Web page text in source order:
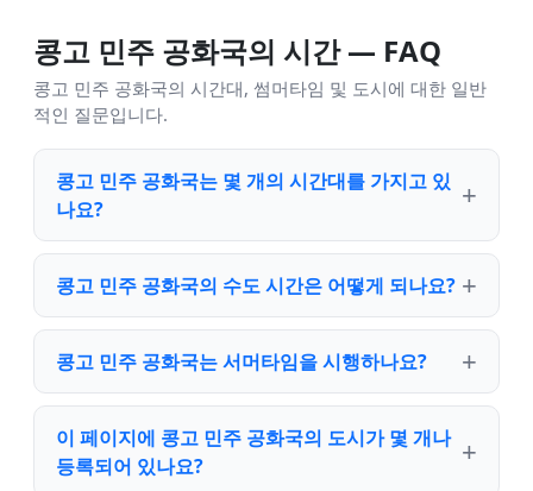
콩고 민주 공화국의 시간 — FAQ
콩고 민주 공화국의 시간대, 썸머타임 및 도시에 대한 일반
적인 질문입니다.
콩고 민주 공화국는 몇 개의 시간대를 가지고 있
나요?
콩고 민주 공화국의 수도 시간은 어떻게 되나요?
콩고 민주 공화국는 서머타임을 시행하나요?
이 페이지에 콩고 민주 공화국의 도시가 몇 개나
등록되어 있나요?